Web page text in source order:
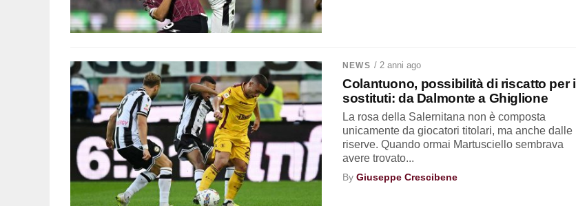
NEWS / 2 anni ago
Colantuono, possibilità di riscatto per i
sostituti: da Dalmonte a Ghiglione
La rosa della Salernitana non è composta
unicamente da giocatori titolari, ma anche dalle
riserve. Quando ormai Martusciello sembrava
avere trovato...
ByGiuseppe Crescibene